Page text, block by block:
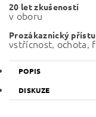
20 let zkušeností
v oboru
Prozákaznický
vstřícnost, ochota,
POPIS
DISKUZE